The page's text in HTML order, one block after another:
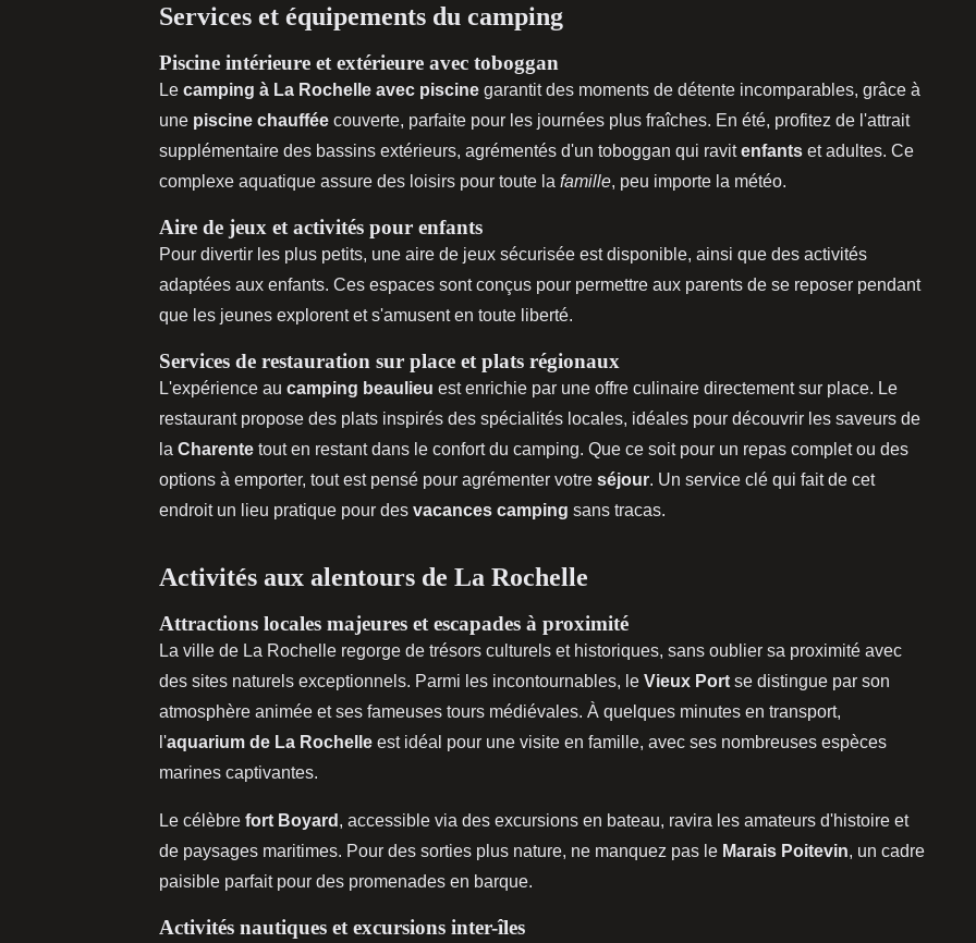
Services et équipements du camping
Piscine intérieure et extérieure avec toboggan
Le camping à La Rochelle avec piscine garantit des moments de détente incomparables, grâce à
une piscine chauffée couverte, parfaite pour les journées plus fraîches. En été, profitez de l'attrait
supplémentaire des bassins extérieurs, agrémentés d'un toboggan qui ravitenfants et adultes. Ce
complexe aquatique assure des loisirs pour toute la famille, peu importe la météo.
Aire de jeux et activités pour enfants
Pour divertir les plus petits, une aire de jeux sécurisée est disponible, ainsi que des activités
adaptées aux enfants. Ces espaces sont conçus pour permettre aux parents de se reposer pendant
que les jeunes explorent et s'amusent en toute liberté.
Services de restauration sur place et plats régionaux
L'expérience au camping beaulieu est enrichie par une offre culinaire directement sur place. Le
restaurant propose des plats inspirés des spécialités locales, idéales pour découvrir les saveurs de
la Charente tout en restant dans le confort du camping. Que ce soit pour un repas complet ou des
options à emporter, tout est pensé pour agrémenter votre séjour. Un service clé qui fait de cet
endroit un lieu pratique pour des vacances camping sans tracas.
Activités aux alentours de La Rochelle
Attractions locales majeures et escapades à proximité
La ville de La Rochelle regorge de trésors culturels et historiques, sans oublier sa proximité avec
des sites naturels exceptionnels. Parmi les incontournables, le Vieux Port se distingue par son
atmosphère animée et ses fameuses tours médiévales. À quelques minutes en transport,
l'aquarium de La Rochelle est idéal pour une visite en famille, avec ses nombreuses espèces
marines captivantes.
Le célèbre fort Boyard , accessible via des excursions en bateau, ravira les amateurs d'histoire et
de paysages maritimes. Pour des sorties plus nature, ne manquez pas le Marais Poitevin, un cadre
paisible parfait pour des promenades en barque.
Activités nautiques et excursions inter-îles